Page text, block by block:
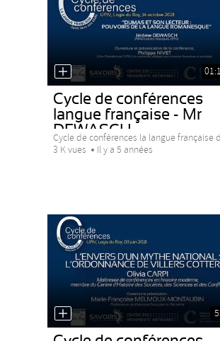
Cycle de conférences
langue française - Mr
DEWASCH
Cycle de conférences la langue française
3 K vues
Il y a 5 années